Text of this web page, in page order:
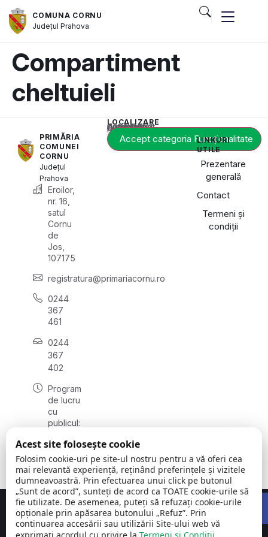
COMUNA CORNU
JudețulPrahova
Compartiment
cheltuieli
PRIMĂRIA
COMUNEI
CORNU
Județul
Prahova
Eroilor,
nr. 16,
satul
Cornu
de
Jos,
107175
registratura@primariacornu.ro
0244
367
461
0244
367
402
Program
de lucru
cu
publicul:
vineri
08:00 -
16:00
LOCALIZARE
Acest conținut este blocat până când acceptați categoria de cookie-uri necesară.
Accept categoria Funcționalitate
LINKURI
UTILE
Prezentare
generală
Contact
Termeni și
condiții
Comuna Cornu © Toate
Concept realizat deBig Media Relații Publice SRL
Acest site folosește cookie
Folosim cookie-uri pe site-ul nostru pentru a vă oferi cea
mai relevantă experiență, reținând preferințele și vizitele
dumneavoastră. Prin efectuarea unui click pe butonul
„Sunt de acord”, sunteți de acord ca TOATE cookie-urile să
fie utilizate. De asemenea, puteți să refuzați cookie-urile
opționale prin apăsarea butonului „Refuz”. Prin
continuarea accesării sau utilizării Site-ului web vă